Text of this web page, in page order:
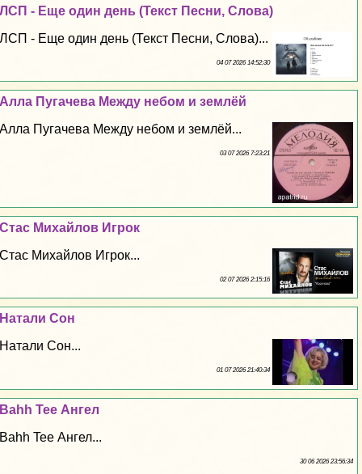
ЛСП - Еще один день (Текст Песни, Слова)
ЛСП - Еще один день (Текст Песни, Слова)...
04 07 2026 14:52:30
Алла Пугачева Между небом и землёй
Алла Пугачева Между небом и землёй...
03 07 2026 7:23:21
Стас Михайлов Игрок
Стас Михайлов Игрок...
02 07 2026 2:15:16
Натали Сон
Натали Сон...
01 07 2026 21:40:34
Bahh Tee Ангел
Bahh Tee Ангел...
30 06 2026 23:56:34